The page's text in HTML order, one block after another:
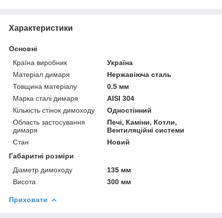
Характеристики
Основні
Країна виробник
Україна
Матеріал димаря
Нержавіюча сталь
Товщина матеріалу
0.5 мм
Марка сталі димаря
AISI 304
Кількість стінок димоходу
Одностінний
Область застосування
димаря
Печі, Каміни, Котли,
Вентиляційні системи
Стан
Новий
Габаритні розміри
Діаметр димоходу
135 мм
Висота
300 мм
Приховати